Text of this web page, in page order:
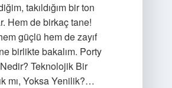
takıldığım bir ton
Hem de birkaç tane!
güçlü hem de zayıf
birlikte bakalım. Porty
Teknolojik Bir
mı, Yoksa Yenilik?…